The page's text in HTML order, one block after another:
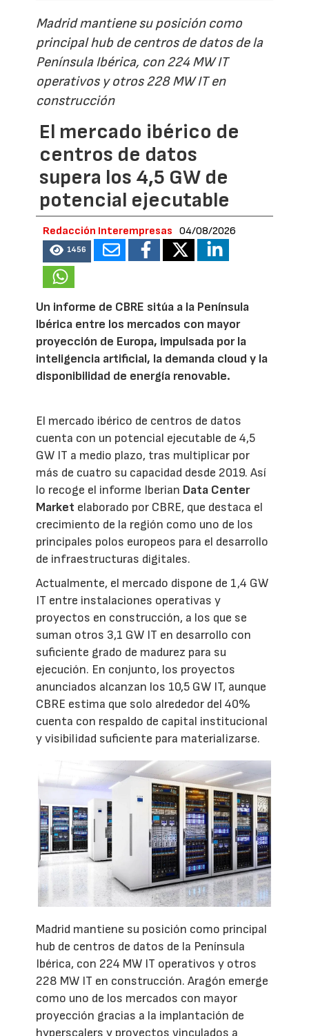
Madrid mantiene su posición como
principal hub de centros de datos de la
Península Ibérica, con 224 MW IT
operativos y otros 228 MW IT en
construcción
El mercado ibérico de
centros de datos
supera los 4,5 GW de
potencial ejecutable
Redacción Interempresas 04/08/2026
1456
Un informe de CBRE sitúa a la Península
Ibérica entre los mercados con mayor
proyección de Europa, impulsada por la
inteligencia artificial, la demanda cloud y la
disponibilidad de energía renovable.
El mercado ibérico de centros de datos
cuenta con un potencial ejecutable de 4,5
GW IT a medio plazo, tras multiplicar por
más de cuatro su capacidad desde 2019. Así
lo recoge el informe Iberian Data Center
Market elaborado por CBRE, que destaca el
crecimiento de la región como uno de los
principales polos europeos para el desarrollo
de infraestructuras digitales.
Actualmente, el mercado dispone de 1,4 GW
IT entre instalaciones operativas y
proyectos en construcción, a los que se
suman otros 3,1 GW IT en desarrollo con
suficiente grado de madurez para su
ejecución. En conjunto, los proyectos
anunciados alcanzan los 10,5 GW IT, aunque
CBRE estima que solo alrededor del 40%
cuenta con respaldo de capital institucional
y visibilidad suficiente para materializarse.
Madrid mantiene su posición como principal
hub de centros de datos de la Península
Ibérica, con 224 MW IT operativos y otros
228 MW IT en construcción. Aragón emerge
como uno de los mercados con mayor
proyección gracias a la implantación de
hyperscalers y proyectos vinculados a